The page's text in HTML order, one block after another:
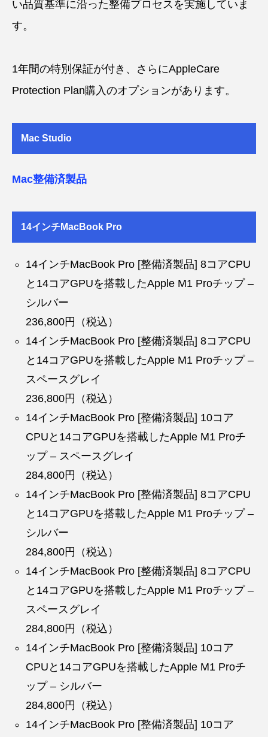
い品質基準に沿った整備プロセスを実施していま
す。
1年間の特別保証が付き、さらにAppleCare
Protection Plan購入のオプションがあります。
Mac Studio
Mac整備済製品
14インチMacBook Pro
14インチMacBook Pro [整備済製品] 8コアCPU
と14コアGPUを搭載したApple M1 Proチップ –
シルバー
236,800円（税込）
14インチMacBook Pro [整備済製品] 8コアCPU
と14コアGPUを搭載したApple M1 Proチップ –
スペースグレイ
236,800円（税込）
14インチMacBook Pro [整備済製品] 10コア
CPUと14コアGPUを搭載したApple M1 Proチ
ップ – スペースグレイ
284,800円（税込）
14インチMacBook Pro [整備済製品] 8コアCPU
と14コアGPUを搭載したApple M1 Proチップ –
シルバー
284,800円（税込）
14インチMacBook Pro [整備済製品] 8コアCPU
と14コアGPUを搭載したApple M1 Proチップ –
スペースグレイ
284,800円（税込）
14インチMacBook Pro [整備済製品] 10コア
CPUと14コアGPUを搭載したApple M1 Proチ
ップ – シルバー
284,800円（税込）
14インチMacBook Pro [整備済製品] 10コア